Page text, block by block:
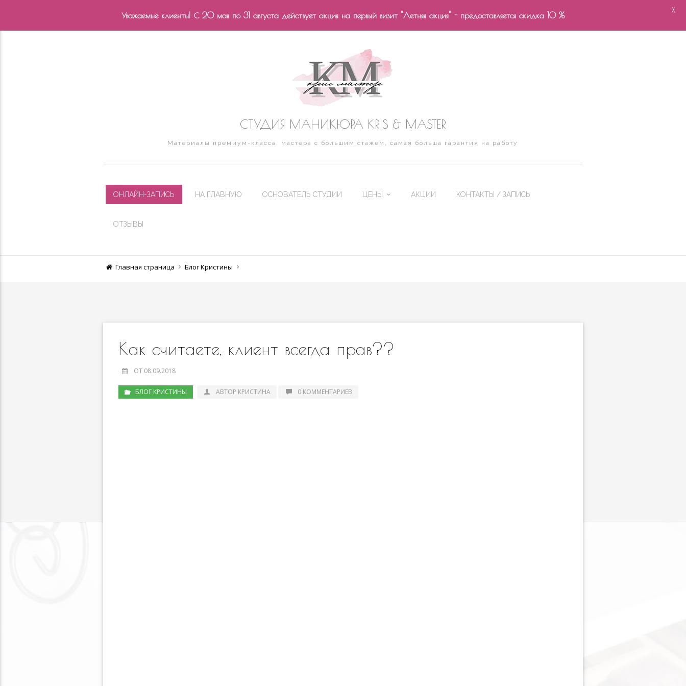
СТУДИЯ МАНИКЮРА KRIS & MASTER
Материалы премиум-класса, мастера с большим стажем, самая больша гарантия на работу
ОНЛАЙН-ЗАПИСЬ НА ГЛАВНУЮ ОСНОВАТЕЛЬ СТУДИИ ЦЕНЫ АКЦИИ КОНТАКТЫ / ЗАПИСЬ
ОТЗЫВЫ
Главная страница Блог Кристины
Как считаете, клиент всегда прав??
ОТ 08.09.2018
БЛОГ КРИСТИНЫ АВТОР КРИСТИНА 0 КОММЕНТАРИЕВ
Уважаемые клиенты! С 20 мая по 31 августа действует акция на первый визит "Летняя акция" - предоставляется скидка 10 %
X